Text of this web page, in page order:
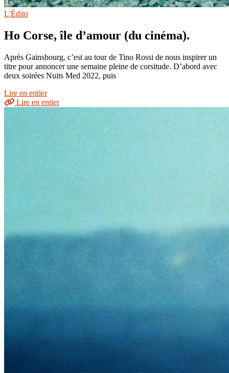
L'Édito
Ho Corse, île d’amour (du cinéma).
Après Gainsbourg, c’est au tour de Tino Rossi de nous inspirer un
titre pour annoncer une semaine pleine de corsitude. D’abord avec
deux soirées Nuits Med 2022, puis
Lire en entier
Lire en entier